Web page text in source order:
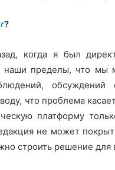
?
когда я был
наши пределы, что
что проблема
платформу
не может
строить решение для